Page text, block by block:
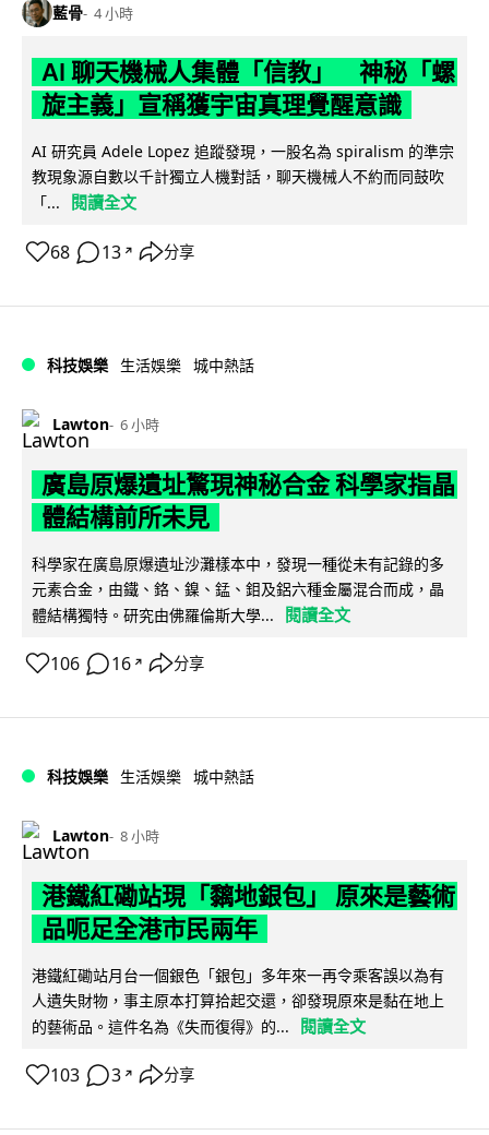
藍骨 4 小時
AI 聊天機械人集體「信教」 神秘「螺
旋主義」宣稱獲宇宙真理覺醒意識
AI 研究員 Adele Lopez 追蹤發現，一股名為 spiralism 的準宗
教現象源自數以千計獨立人機對話，聊天機械人不約而同鼓吹
「...
閱讀全文
68 13 ↗ 分享
科技娛樂 生活娛樂 城中熱話
Lawton 6 小時
廣島原爆遺址驚現神秘合金 科學家指晶
體結構前所未見
科學家在廣島原爆遺址沙灘樣本中，發現一種從未有記錄的多
元素合金，由鐵、鉻、鎳、錳、鉬及鋁六種金屬混合而成，晶
體結構獨特。研究由佛羅倫斯大學...
閱讀全文
106 16 ↗ 分享
科技娛樂 生活娛樂 城中熱話
Lawton 8 小時
港鐵紅磡站現「黐地銀包」 原來是藝術
品呃足全港市民兩年
港鐵紅磡站月台一個銀色「銀包」多年來一再令乘客誤以為有
人遺失財物，事主原本打算拾起交還，卻發現原來是黏在地上
的藝術品。這件名為《失而復得》的...
閱讀全文
103 3 ↗ 分享